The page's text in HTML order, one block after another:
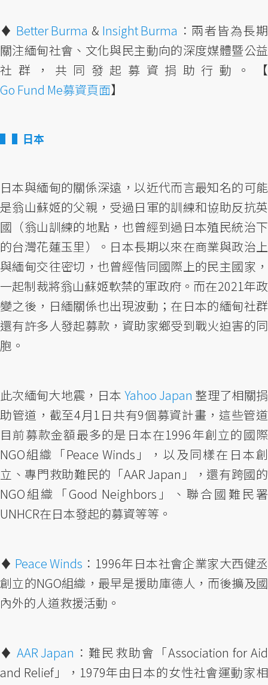
♦︎ Better Burma & Insight Burma ：兩者皆為長期
關注緬甸社會、文化與民主動向的深度媒體暨公益
社群，共同發起募資捐助行動。【
Go Fund Me募資頁面】
▌日本
日本與緬甸的關係深遠，以近代而言最知名的可能
是翁山蘇姬的父親，受過日軍的訓練和協助反抗英
國（翁山訓練的地點，也曾經到過日本殖民統治下
的台灣花蓮玉里）。日本長期以來在商業與政治上
與緬甸交往密切，也曾經偕同國際上的民主國家，
一起制裁將翁山蘇姬軟禁的軍政府。而在2021年政
變之後，日緬關係也出現波動；在日本的緬甸社群
還有許多人發起募款，資助家鄉受到戰火迫害的同
胞。
此次緬甸大地震，日本 Yahoo Japan 整理了相關捐
助管道，截至4月1日共有9個募資計畫，這些管道
目前募款金額最多的是日本在1996年創立的國際
NGO組織「Peace Winds」，以及同樣在日本創
立、專門救助難民的「AAR Japan」，還有跨國的
NGO組織「Good Neighbors」、聯合國難民署
UNHCR在日本發起的募資等等。
♦︎ Peace Winds ：1996年日本社會企業家大西健丞
創立的NGO組織，最早是援助庫德人，而後擴及國
內外的人道救援活動。
♦︎AAR Japan ：難民救助會「Association for Aid
and Relief」，1979年由日本的女性社會運動家相